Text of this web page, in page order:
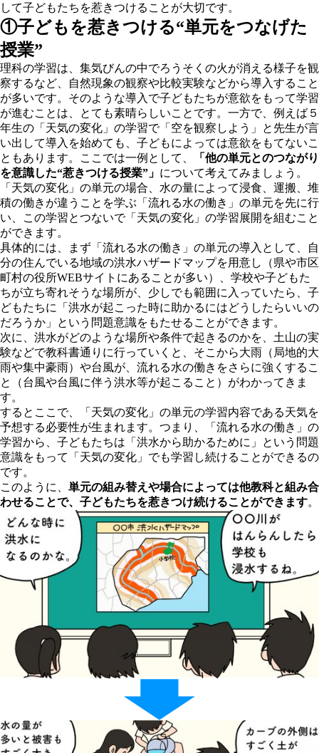
して子どもたちを惹きつけることが大切です。
①子どもを惹きつける“単元をつなげた
授業”
理科の学習は、集気びんの中でろうそくの火が消える様子を観
察するなど、自然現象の観察や比較実験などから導入すること
が多いです。そのような導入で子どもたちが意欲をもって学習
が進むことは、とても素晴らしいことです。一方で、例えば５
年生の「天気の変化」の学習で「空を観察しよう」と先生が言
い出して導入を始めても、子どもによっては意欲をもてないこ
ともあります。ここでは一例として、
「他の単元とのつながり
を意識した“惹きつける授業”」 について考えてみましょう。
「天気の変化」の単元の場合、水の量によって浸食、運搬、堆
積の働きが違うことを学ぶ「流れる水の働き」の単元を先に行
い、この学習とつないで「天気の変化」の学習展開を組むこと
ができます。
具体的には、まず「流れる水の働き」の単元の導入として、自
分の住んでいる地域の洪水ハザードマップを用意し（県や市区
町村の役所WEBサイトにあることが多い）、学校や子どもた
ちが立ち寄れそうな場所が、少しでも範囲に入っていたら、子
どもたちに「洪水が起こった時に助かるにはどうしたらいいの
だろうか」という問題意識をもたせることができます。
次に、洪水がどのような場所や条件で起きるのかを、土山の実
験などで教科書通りに行っていくと、そこから大雨（局地的大
雨や集中豪雨）や台風が、流れる水の働きをさらに強くするこ
と（台風や台風に伴う洪水等が起こること）がわかってきま
す。
するとここで、「天気の変化」の単元の学習内容である天気を
予想する必要性が生まれます。つまり、「流れる水の働き」の
学習から、子どもたちは「洪水から助かるために」という問題
意識をもって「天気の変化」でも学習し続けることができるの
です。
このように、 単元の組み替えや場合によっては他教科と組み合
わせることで、子どもたちを惹きつけ続けることができます。